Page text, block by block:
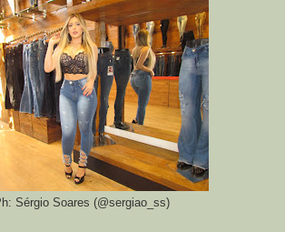
Sérgio Soares (@sergiao_ss)